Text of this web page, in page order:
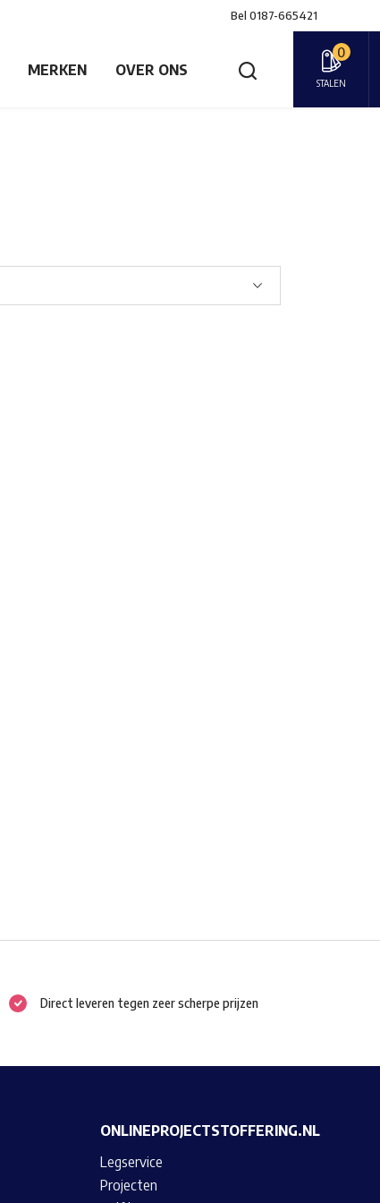
Bel 0187-665421
MERKEN OVER ONS
0
STALEN
Direct leveren tegen zeer scherpe prijzen
ONLINEPROJECTSTOFFERING.NL
Legservice
Projecten